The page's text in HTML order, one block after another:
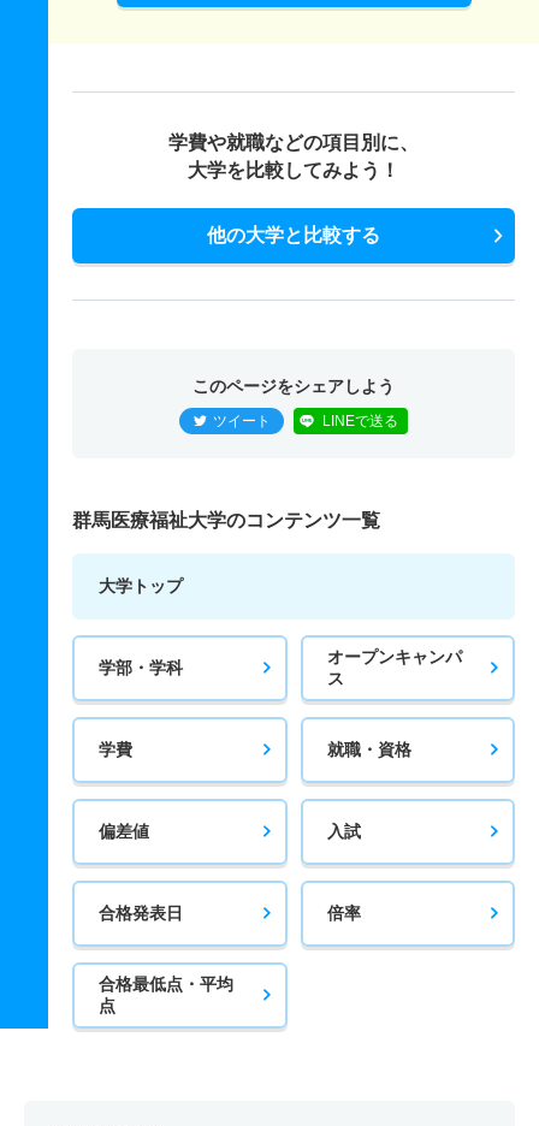
学費や就職などの項目別に、
大学を比較してみよう！
他の大学と比較する
このページをシェアしよう
ツイート LINEで送る
群馬医療福祉大学のコンテンツ一覧
大学トップ
学部・学科
オープンキャンパ
ス
学費 就職・資格
偏差値 入試
合格発表日 倍率
合格最低点・平均
点